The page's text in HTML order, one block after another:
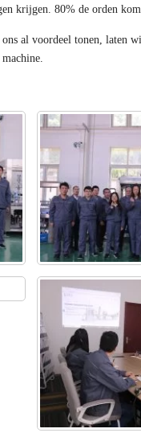
krijgen. 80% de orden
al voordeel tonen, laten